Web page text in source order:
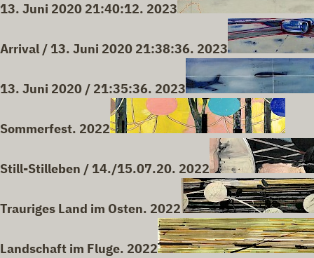
13. Juni 2020 21:40:12. 2023
Arrival / 13. Juni 2020 21:38:36. 2023
13. Juni 2020 / 21:35:36. 2023
Sommerfest. 2022
Still-Stilleben / 14./15.07.20. 2022
Trauriges Land im Osten. 2022
Landschaft im Fluge. 2022